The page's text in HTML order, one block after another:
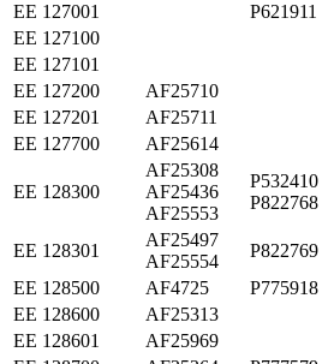
ЕЕ 127001
P621911
ЕЕ 127100
ЕЕ 127101
ЕЕ 127200
AF25710
ЕЕ 127201
AF25711
ЕЕ 127700
AF25614
ЕЕ 128300
AF25308
AF25436
AF25553
P532410
P822768
ЕЕ 128301
AF25497
AF25554
P822769
ЕЕ 128500
AF4725 P775918
ЕЕ 128600
AF25313
ЕЕ 128601
AF25969